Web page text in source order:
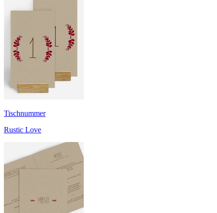
Tischnummer
Rustic Love